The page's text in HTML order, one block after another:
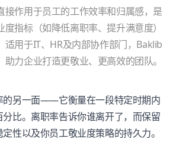
接作用于员工的工作效率和归属感，是
指标（如降低离职率、提升满意度）
适用于IT、HR及内部协作部门，Baklib
力企业打造更敬业、更高效的团队。
的另一面——它衡量在一段特定时期内
比。离职率告诉你谁离开了，而保留
性以及你员工敬业度策略的持久力。